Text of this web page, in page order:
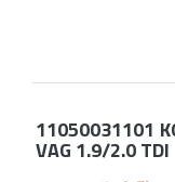
11050031101
VAG 1.9/2.0 TDI